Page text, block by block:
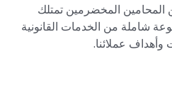
المخضرمين تمتلك
شاملة من الخدمات القانونية
عملائنا.